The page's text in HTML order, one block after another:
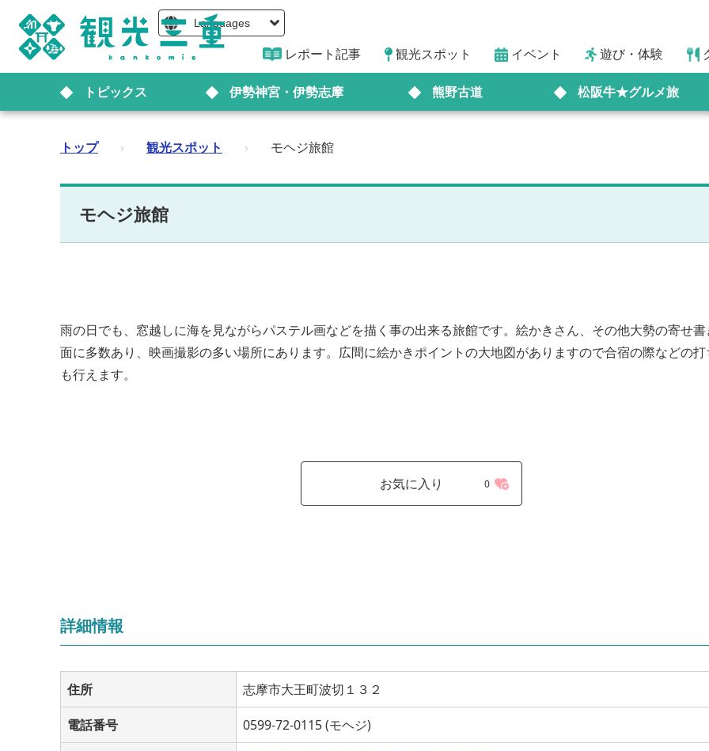
Languages
レポート記事 観光スポット イベント 遊び・体験
トピックス 伊勢神宮・伊勢志摩 熊野古道 松阪牛★グルメ旅
トップ › 観光スポット › モヘジ旅館
モヘジ旅館
雨の日でも、窓越しに海を見ながらパステル画などを描く事の出来る旅館です。絵かきさん、その他大勢の寄せ
面に多数あり、映画撮影の多い場所にあります。広間に絵かきポイントの大地図がありますので合宿の際などの
も行えます。
お気に入り 0
詳細情報
住所 志摩市大王町波切１３２
電話番号 0599-72-0115 (モヘジ)